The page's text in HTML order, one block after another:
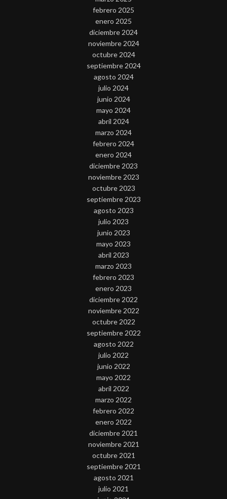
febrero 2025
enero 2025
diciembre 2024
noviembre 2024
octubre 2024
septiembre 2024
agosto 2024
julio 2024
junio 2024
mayo 2024
abril 2024
marzo 2024
febrero 2024
enero 2024
diciembre 2023
noviembre 2023
octubre 2023
septiembre 2023
agosto 2023
julio 2023
junio 2023
mayo 2023
abril 2023
marzo 2023
febrero 2023
enero 2023
diciembre 2022
noviembre 2022
octubre 2022
septiembre 2022
agosto 2022
julio 2022
junio 2022
mayo 2022
abril 2022
marzo 2022
febrero 2022
enero 2022
diciembre 2021
noviembre 2021
octubre 2021
septiembre 2021
agosto 2021
julio 2021